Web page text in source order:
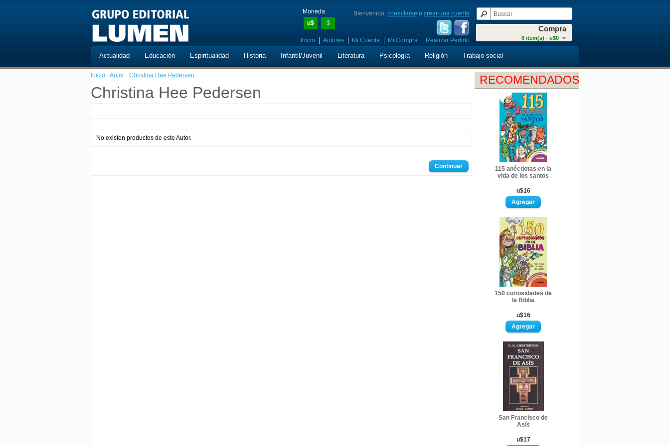
Moneda
u$
$
Compra
0 item(s) - u$0
Bienvenido, conectarse o crear una cuenta
Inicio Autores Mi Cuenta Mi Compra Realizar Pedido
Actualidad Educación Espiritualidad Historia Infantil/Juvenil Literatura Psicología Religión Trabajo social
RECOMENDADOS
115 anécdotas en la
vida de los santos
u$16
150 curiosidades de
la Biblia
u$16
San Francisco de
Asís
u$17
Inicio · Autor · Christina Hee Pedersen
Christina Hee Pedersen
No existen productos de este Autor.
Continuar